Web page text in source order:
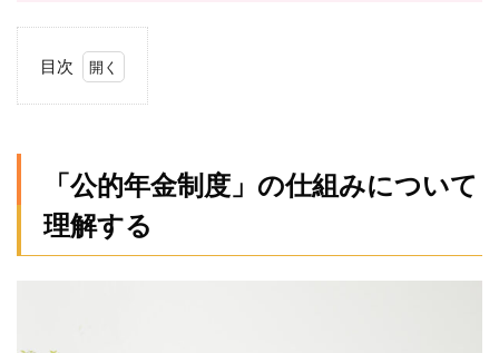
目次
度」
組み
「公的年金制度」の仕組みについて
理解する